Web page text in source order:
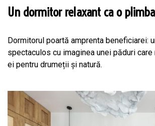
Un dormitor relaxant ca o
Dormitorul poartă amprenta beneficiarei:
spectaculos cu imaginea unei păduri
ei pentru drumeții și natură.